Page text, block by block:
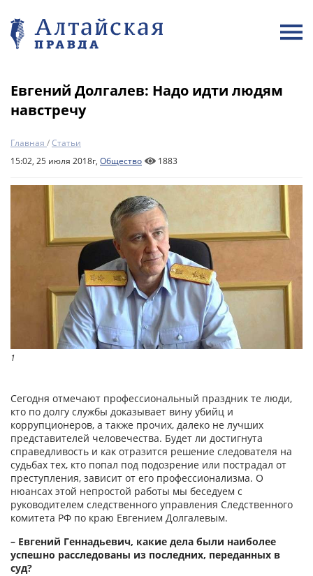
Евгений Долгалев: Надо идти людям
навстречу
Главная /Статьи
15:02, 25 июля 2018г, Общество 1883
1
Сегодня отмечают профессиональный праздник те люди,
кто по долгу службы доказывает вину убийц и
коррупционеров, а также прочих, далеко не лучших
представителей человечества. Будет ли достигнута
справедливость и как отразится решение следователя на
судьбах тех, кто попал под подозрение или пострадал от
преступления, зависит от его профессионализма. О
нюансах этой непростой работы мы беседуем с
руководителем следственного управления Следственного
комитета РФ по краю Евгением Долгалевым.
– Евгений Геннадьевич, какие дела были наиболее
успешно расследованы из последних, переданных в
суд?